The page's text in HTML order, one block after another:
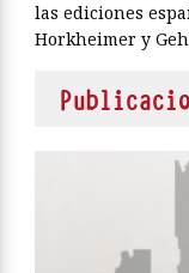
las ediciones
Horkheimer y